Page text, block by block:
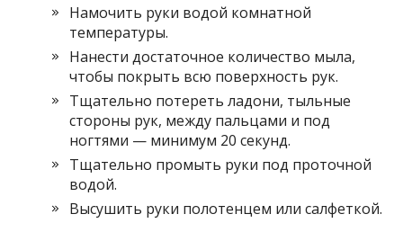
Намочить руки водой комнатной
температуры.
Нанести достаточное количество мыла,
чтобы покрыть всю поверхность рук.
Тщательно потереть ладони, тыльные
стороны рук, между пальцами и под
ногтями — минимум 20 секунд.
Тщательно промыть руки под проточной
водой.
Высушить руки полотенцем или салфеткой.